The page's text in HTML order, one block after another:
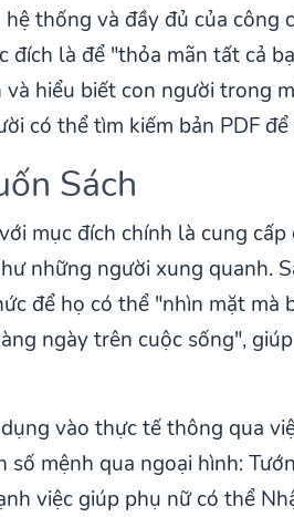
thống và đầy đủ của
đích là để "thỏa mãn tất cả
hiểu biết con người trong
có thể tìm kiếm bản PDF
Sách
mục đích chính là cung
những người xung quanh.
để họ có thể "nhìn mặt
ngày trên cuộc sống",
vào thực tế thông qua
mệnh qua ngoại hình:
việc giúp phụ nữ có thể